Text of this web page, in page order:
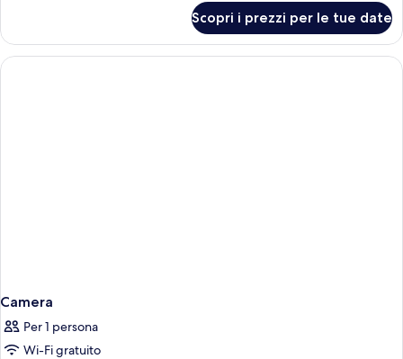
da
letto
familiare,
camere
Scopri i prezzi per le tue date
Camera
Per 1 persona
Wi-Fi gratuito